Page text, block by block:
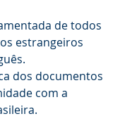
de todos
estrangeiros
dos documentos
com a